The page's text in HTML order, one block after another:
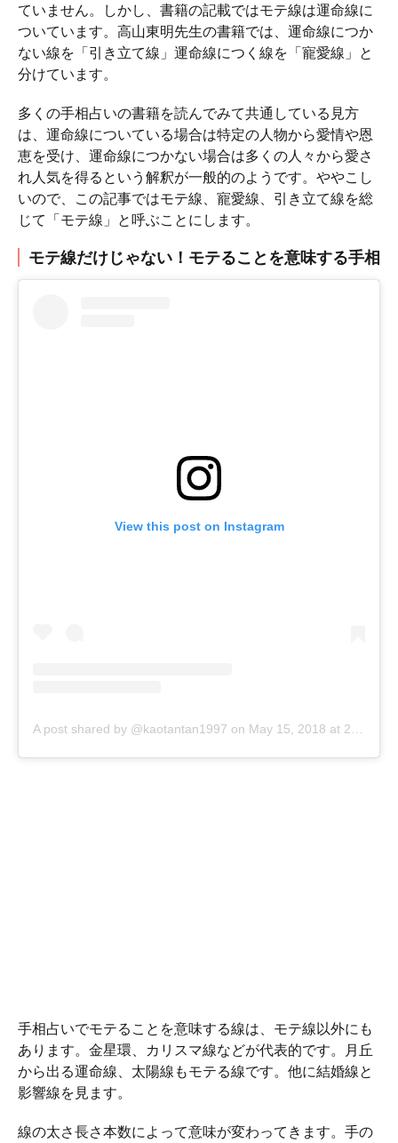
ていません。しかし、書籍の記載ではモテ線は運命線に
ついています。高山東明先生の書籍では、運命線につか
ない線を「引き立て線」運命線につく線を「寵愛線」と
分けています。
多くの手相占いの書籍を読んでみて共通している見方
は、運命線についている場合は特定の人物から愛情や恩
恵を受け、運命線につかない場合は多くの人々から愛さ
れ人気を得るという解釈が一般的のようです。ややこし
いので、この記事ではモテ線、寵愛線、引き立て線を総
じて「モテ線」と呼ぶことにします。
モテ線だけじゃない！モテることを意味する手相
View this post on Instagram
A post shared by @kaotantan1997 on May 15, 2018 at 2:08am PDT
手相占いでモテることを意味する線は、モテ線以外にも
あります。金星環、カリスマ線などが代表的です。月丘
から出る運命線、太陽線もモテる線です。他に結婚線と
影響線を見ます。
線の太さ長さ本数によって意味が変わってきます。手の